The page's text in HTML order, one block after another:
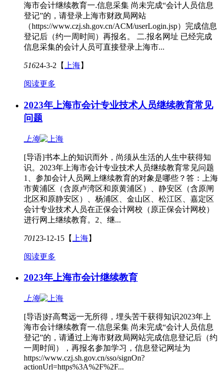
海市会计继续教育一.信息采集 尚未完成“会计人员信息
登记”的，请登录上海市财政局网站
（https://www.czj.sh.gov.cn/ACM/userLogin.jsp）完成信息
登记后（约一周时间）再报名。 二.报名网址 已经完成
信息采集的会计人员可直接登录上海市...
51624-3-2 【 上海】
阅读更多
2023年上海市会计专业技术人员继续教育常见
问题
上海
[导语]书本上的知识而外，尚须从生活的人生中获得知
识。2023年上海市会计专业技术人员继续教育常见问题
1、参加会计人员网上继续教育的对象是哪些？答：上海
市黄浦区（含原卢湾区和原黄浦区）、静安区（含原闸
北区和原静安区）、杨浦区、金山区、松江区、嘉定区
会计专业技术人员在正保会计网校（原正保会计网校）
进行网上继续教育。2、继...
70123-12-15 【 上海】
阅读更多
2023年上海市会计继续教育
上海
[导语]好高骛远一无所得，埋头苦干获得知识2023年上
海市会计继续教育一.信息采集 尚未完成“会计人员信息
登记”的，请通过上海市财政局网站完成信息登记后（约
一周时间），再报名参加学习，信息登记网址为
https://www.czj.sh.gov.cn/sso/signOn?
actionUrl=https%3A%2F%2F...